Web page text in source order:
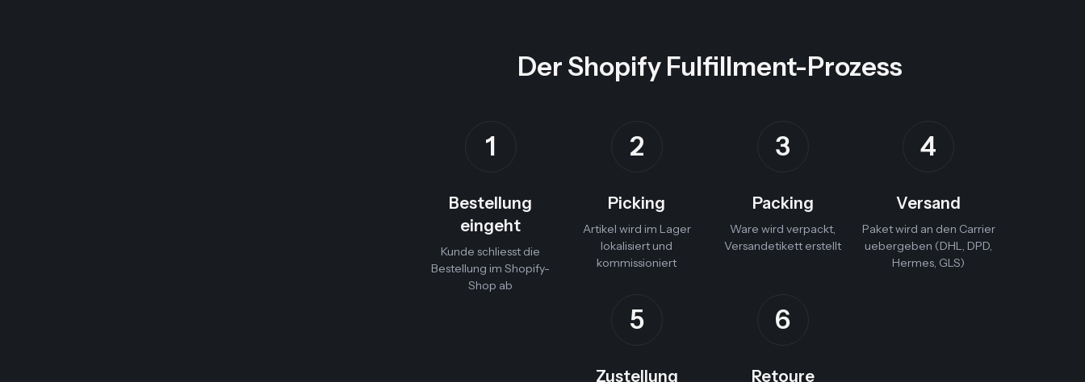
Der Shopify Fulfillment-Prozess
1
Bestellung
eingeht
Kunde schliesst die
Bestellung im Shopify-
Shop ab
2
Picking
Artikel wird im Lager
lokalisiert und
kommissioniert
3
Packing
Ware wird verpackt,
Versandetikett erstellt
4
Versand
Paket wird an den Carrier
uebergeben (DHL, DPD,
Hermes, GLS)
5
Zustellung
6
Retoure